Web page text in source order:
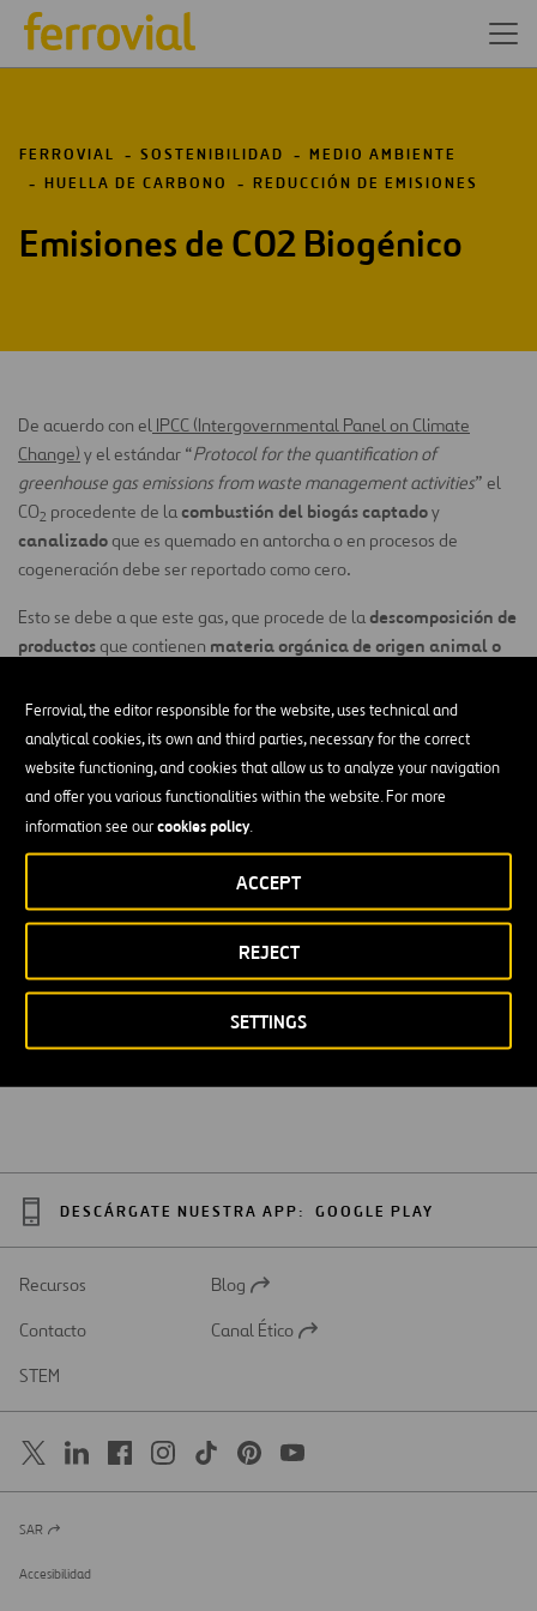
Ferrovial, the editor responsible for the website, uses technical and
analytical cookies, its own and third parties, necessary for the correct
website functioning, and cookies that allow us to analyze your navigation
and offer you various functionalities within the website. For more
information see ourcookies policy.
SETTINGS
REJECT
ACCEPT
FERROVIAL SOSTENIBILIDAD
MEDIO AMBIENTE
HUELLA DE CARBONO
REDUCCIÓN DE EMISIONES
Emisiones de C02 Biogénico
De acuerdo con el IPCC (Intergovernmental Panel on Climate
Change) y el estándar “Protocol for the quantification of
greenhouse gas emissions from waste management activities” el
CO2 procedente de lacombustión del biogás captadoy
canalizadoque es quemado en antorcha o en procesos de
cogeneración debe ser reportado como cero.
Esto se debe a que este gas, que procede de ladescomposición de
productosque contienen materia orgánica de origen animal o
por tanto pertenece a unciclo neutro de carbono.
Sin embargo, el protocolo recomienda la cuantificación y el
reportingde las emisiones de CO biogénico (conocido como
biogenic CO ).
Medición de Emisiones de CO Biogénico
Emisiones
biogénico
2009
base)
2022
884.401 213.722
DESCÁRGATE NUESTRA APP: GOOGLE PLAY
Recursos
Abrir
una
Blog
Contacto
Abrir
Canal Ético
STEM
Abrir
una
nueva
SAR
Accesibilidad